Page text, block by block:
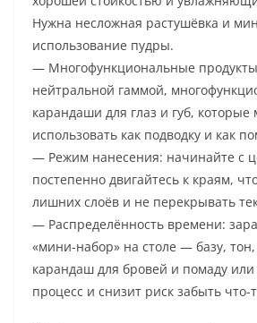
Нужна несложная растушёвка и
использование пудры.
— Многофункциональные
нейтральной гаммой,
карандаши для глаз и губ, которые
использовать как подводку и как
— Режим нанесения: начинайте с
постепенно двигайтесь к краям,
лишних слоёв и не перекрывать
— Распределённость времени:
«мини-набор» на столе — базу,
карандаш для бровей и помаду или
процесс и снизит риск забыть что-